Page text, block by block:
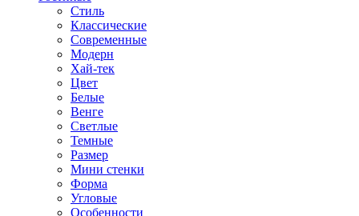
Стиль
Классические
Современные
Модерн
Хай-тек
Цвет
Белые
Венге
Светлые
Темные
Размер
Мини стенки
Форма
Угловые
Особенности